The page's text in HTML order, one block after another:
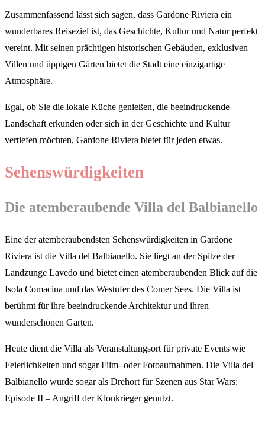
Zusammenfassend lässt sich sagen, dass Gardone Riviera ein
wunderbares Reiseziel ist, das Geschichte, Kultur und Natur perfekt
vereint. Mit seinen prächtigen historischen Gebäuden, exklusiven
Villen und üppigen Gärten bietet die Stadt eine einzigartige
Atmosphäre.
Egal, ob Sie die lokale Küche genießen, die beeindruckende
Landschaft erkunden oder sich in der Geschichte und Kultur
vertiefen möchten, Gardone Riviera bietet für jeden etwas.
Sehenswürdigkeiten
Die atemberaubende Villa del Balbianello
Eine der atemberaubendsten Sehenswürdigkeiten in Gardone
Riviera ist die Villa del Balbianello. Sie liegt an der Spitze der
Landzunge Lavedo und bietet einen atemberaubenden Blick auf die
Isola Comacina und das Westufer des Comer Sees. Die Villa ist
berühmt für ihre beeindruckende Architektur und ihren
wunderschönen Garten.
Heute dient die Villa als Veranstaltungsort für private Events wie
Feierlichkeiten und sogar Film- oder Fotoaufnahmen. Die Villa del
Balbianello wurde sogar als Drehort für Szenen aus Star Wars:
Episode II – Angriff der Klonkrieger genutzt.